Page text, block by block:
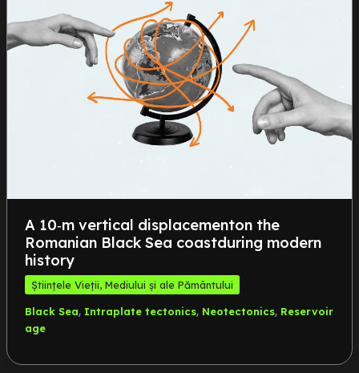
A 10‑m vertical displacementon the
Romanian Black Sea coastduring modern
history
Științele Vieții, Mediului și ale Pământului
Black Sea, Intraplate tectonics, Neotectonics, Reservoir
age